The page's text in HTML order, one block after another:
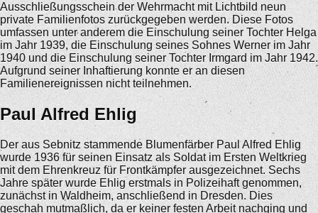
Ausschließungsschein der Wehrmacht mit Lichtbild neun
private Familienfotos zurückgegeben werden. Diese Fotos
umfassen unter anderem die Einschulung seiner Tochter Helga
im Jahr 1939, die Einschulung seines Sohnes Werner im Jahr
1940 und die Einschulung seiner Tochter Irmgard im Jahr 1942.
Aufgrund seiner Inhaftierung konnte er an diesen
Familienereignissen nicht teilnehmen.
Paul Alfred Ehlig
Der aus Sebnitz stammende Blumenfärber Paul Alfred Ehlig
wurde 1936 für seinen Einsatz als Soldat im Ersten Weltkrieg
mit dem Ehrenkreuz für Frontkämpfer ausgezeichnet. Sechs
Jahre später wurde Ehlig erstmals in Polizeihaft genommen,
zunächst in Waldheim, anschließend in Dresden. Dies
geschah mutmaßlich, da er keiner festen Arbeit nachging und